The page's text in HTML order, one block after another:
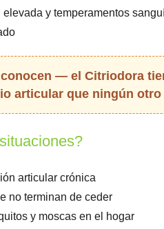
y temperamentos
— el Citriodora
articular que ningún
articular crónica
no terminan de ceder
y moscas en el hogar